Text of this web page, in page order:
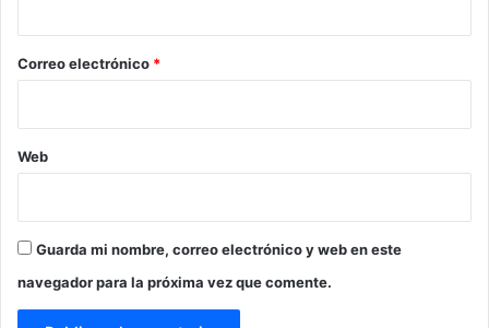
*
Correo electrónico *
Web
Guarda mi nombre, correo electrónico y web en este
navegador para la próxima vez que comente.